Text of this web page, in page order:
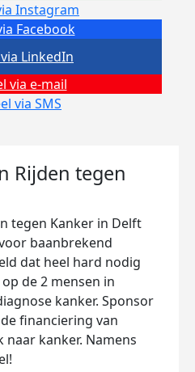
Facebook
Instagram
via e-mail
via SMS
LinkedIn
Rijden tegen
tegen Kanker in Delft
baanbrekend
dat heel hard nodig
de 2 mensen in
kanker. Sponsor
financiering van
kanker. Namens